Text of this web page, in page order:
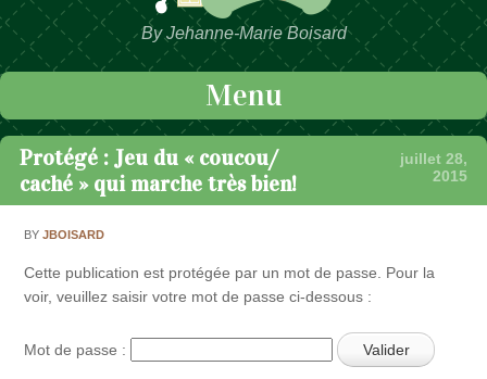
By Jehanne-Marie Boisard
Menu
Passer au contenu
Protégé : Jeu du « coucou/
caché » qui marche très bien!
juillet 28,
2015
BYJBOISARD
Cette publication est protégée par un mot de passe. Pour la
voir, veuillez saisir votre mot de passe ci-dessous :
Mot de passe :